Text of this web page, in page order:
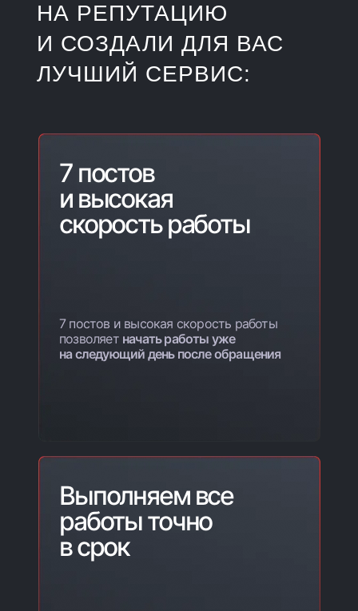
НА РЕПУТАЦИЮ
И СОЗДАЛИ ДЛЯ ВАС
ЛУЧШИЙ СЕРВИС:
7 постов
и высокая
скорость работы
7 постов и высокая скорость работы
позволяет начать работы уже
на следующий день после обращения
Выполняем все
работы точно
в срок